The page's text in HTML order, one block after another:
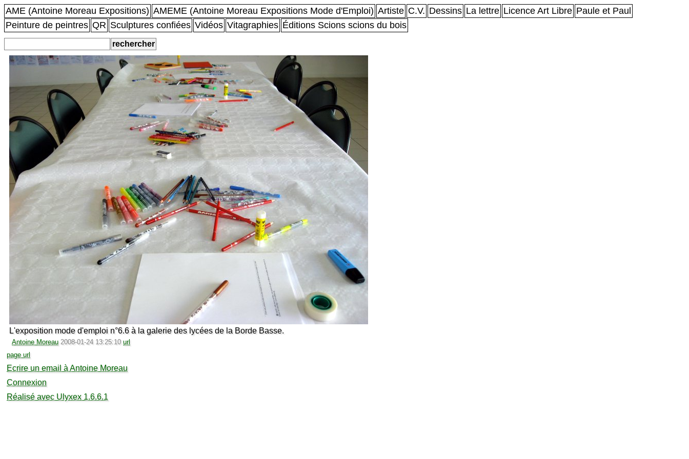
AME (Antoine Moreau Expositions) AMEME (Antoine Moreau Expositions Mode d'Emploi) Artiste C.V. Dessins La lettre Licence Art Libre Paule et Paul
Peinture de peintres QR Sculptures confiées Vidéos Vitagraphies Éditions Scions scions du bois
L'exposition mode d'emploi n°6.6 à la galerie des lycées de la Borde Basse.
Antoine Moreau 2008-01-24 13:25:10 url
page url
Ecrire un email à Antoine Moreau
Connexion
Réalisé avec Ulyxex 1.6.6.1